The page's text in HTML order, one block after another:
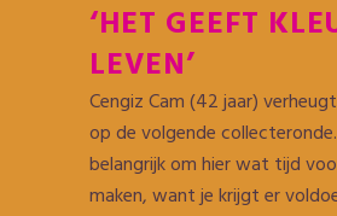
‘HET GEEFT
LEVEN’
Cengiz Cam (42 jaar)
op de volgende collecteronde.
belangrijk om hier wat tijd
maken, want je krijgt er